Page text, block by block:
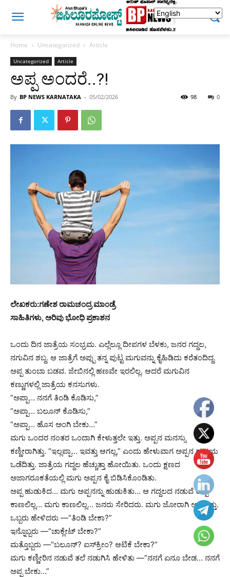
Home Uncategorized Article
Uncategorized Article
ಅಪ್ಪ ಅಂದರೆ..?!
By BP NEWS KARNATAKA - 05/02/2026 0
98
ಲೇಖಕರು:ಗಣೇಶ ರಾಮಚಂದ್ರ ಮಾಂಡ್ರೆ
ಸಾಹಿತಿಗಳು, ಅರಿವು ಭೋಧಿ ಪ್ರಕಾಶನ
ಒಂದು ದಿನ ಜಾತ್ರೆಯ ಸಂಭ್ರಮ. ಎಲ್ಲೆಲ್ಲೂ ದೀಪಗಳ ಬೆಳಕು, ಜನರ ಗದ್ದಲ,
ನಗುವಿನ ಶಬ್ದ. ಆ ಜಾತ್ರೆಗೆ ಅಪ್ಪು ತನ್ನ ಪುಟ್ಟ ಮಗುವನ್ನು ಕೈಹಿಡಿದು ಕರೆತಂದಿದ್ದ.
ಅಪ್ಪ ತುಂಬಾ ಬಡವ. ಜೇಬಿನಲ್ಲಿ ಹಣವೇ ಇರಲಿಲ್ಲ. ಆದರೆ ಮಗುವಿನ
ಕಣ್ಣುಗಳಲ್ಲಿ ಜಾತ್ರೆಯ ಕನಸುಗಳು.
“ಅಪ್ಪಾ… ನನಗೆ ತಿಂಡಿ ಕೊಡಿಸು,”
“ಅಪ್ಪಾ… ಬಲೂನ್ ಕೊಡಿಸು,”
“ಅಪ್ಪಾ… ಹೊಸ ಅಂಗಿ ಬೇಕು…”
ಮಗು ಒಂದರ ನಂತರ ಒಂದಾಗಿ ಕೇಳುತ್ತಲೇ ಇತ್ತು. ಅಪ್ಪನ ಮನಸ್ಸು
ಕಣ್ಣೀರಾಗಿತ್ತು. “ಇಲ್ಲಪ್ಪಾ… ಇವತ್ತು ಆಗಲ್ಲ,” ಎಂದು ಹೇಳುವಾಗ ಅಪ್ಪನ ಹೃದಯ
ಒಡೆದಿತ್ತು. ಜಾತ್ರೆಯ ಗದ್ದಲ ಹೆಚ್ಚುತ್ತಾ ಹೋಯಿತು. ಒಂದು ಕ್ಷಣದ
ಅಜಾಗರೂಕತೆಯಲ್ಲಿ ಮಗು ಅಪ್ಪನ ಕೈ ಬಿಡಿಸಿಕೊಂಡಿತು.
ಅಪ್ಪ ಹುಡುಕಿದ… ಮಗು ಅಪ್ಪನನ್ನು ಹುಡುಕಿತು… ಆ ಗದ್ದಲದ ನಡುವೆ ಅಪ್ಪ
ಕಾಣಲಿಲ್ಲ… ಮಗು ಕಾಣಲಿಲ್ಲ… ಜನರು ಸೇರಿದರು. ಮಗು ಜೋರಾಗಿ ಅಳುತ್ತಿತ್ತು.
ಒಬ್ಬರು ಹೇಳಿದರು —“ತಿಂಡಿ ಬೇಕಾ?”
ಇನ್ನೊಬ್ಬರು —“ಚಾಕ್ಲೇಟ್ ಬೇಕಾ?”
ಮತ್ತೊಬ್ಬರು —“ಬಲೂನ್? ಐಸ್‌ಕ್ರೀಂ? ಆಟಿಕೆ ಬೇಕಾ?”
ಮಗು ಕಣ್ಣೀರಿನ ನಡುವೆ ತಲೆ ನಡುಗಿಸಿ ಹೇಳಿತು —“ನನಗೆ ಏನೂ ಬೇಡ… ನನಗೆ
ಅಪ್ಪ ಬೇಕು…”